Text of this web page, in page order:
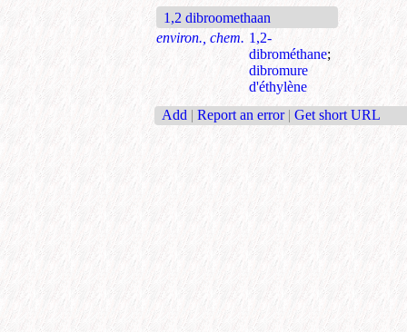
1,2 dibroomethaan
environ., chem. 1,2-
dibrométhane;
dibromure
d'éthylène
Add | Report an error | Get short URL